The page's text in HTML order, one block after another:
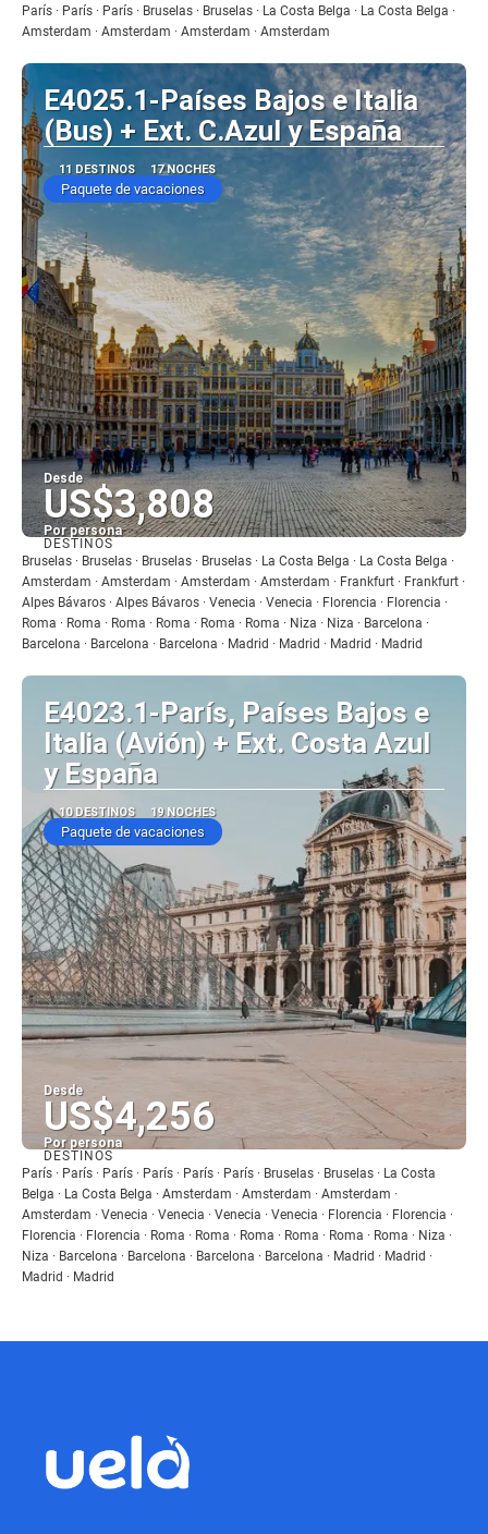
París · París · París · Bruselas · Bruselas · La Costa Belga · La Costa Belga ·
Amsterdam · Amsterdam · Amsterdam · Amsterdam
E4025.1-Países Bajos e Italia
(Bus) + Ext. C.Azul y España
11 DESTINOS 17 NOCHES
Paquete de vacaciones
Desde
US$3,808
Por persona
Ver
DESTINOS
Bruselas · Bruselas · Bruselas · Bruselas · La Costa Belga · La Costa Belga ·
Amsterdam · Amsterdam · Amsterdam · Amsterdam · Frankfurt · Frankfurt ·
Alpes Bávaros · Alpes Bávaros · Venecia · Venecia · Florencia · Florencia ·
Roma · Roma · Roma · Roma · Roma · Roma · Niza · Niza · Barcelona ·
Barcelona · Barcelona · Barcelona · Madrid · Madrid · Madrid · Madrid
E4023.1-París, Países Bajos e
Italia (Avión) + Ext. Costa Azul
y España
10 DESTINOS 19 NOCHES
Paquete de vacaciones
Desde
US$4,256
Por persona
Ver
DESTINOS
París · París · París · París · París · París · Bruselas · Bruselas · La Costa
Belga · La Costa Belga · Amsterdam · Amsterdam · Amsterdam ·
Amsterdam · Venecia · Venecia · Venecia · Venecia · Florencia · Florencia ·
Florencia · Florencia · Roma · Roma · Roma · Roma · Roma · Roma · Niza ·
Niza · Barcelona · Barcelona · Barcelona · Barcelona · Madrid · Madrid ·
Madrid · Madrid